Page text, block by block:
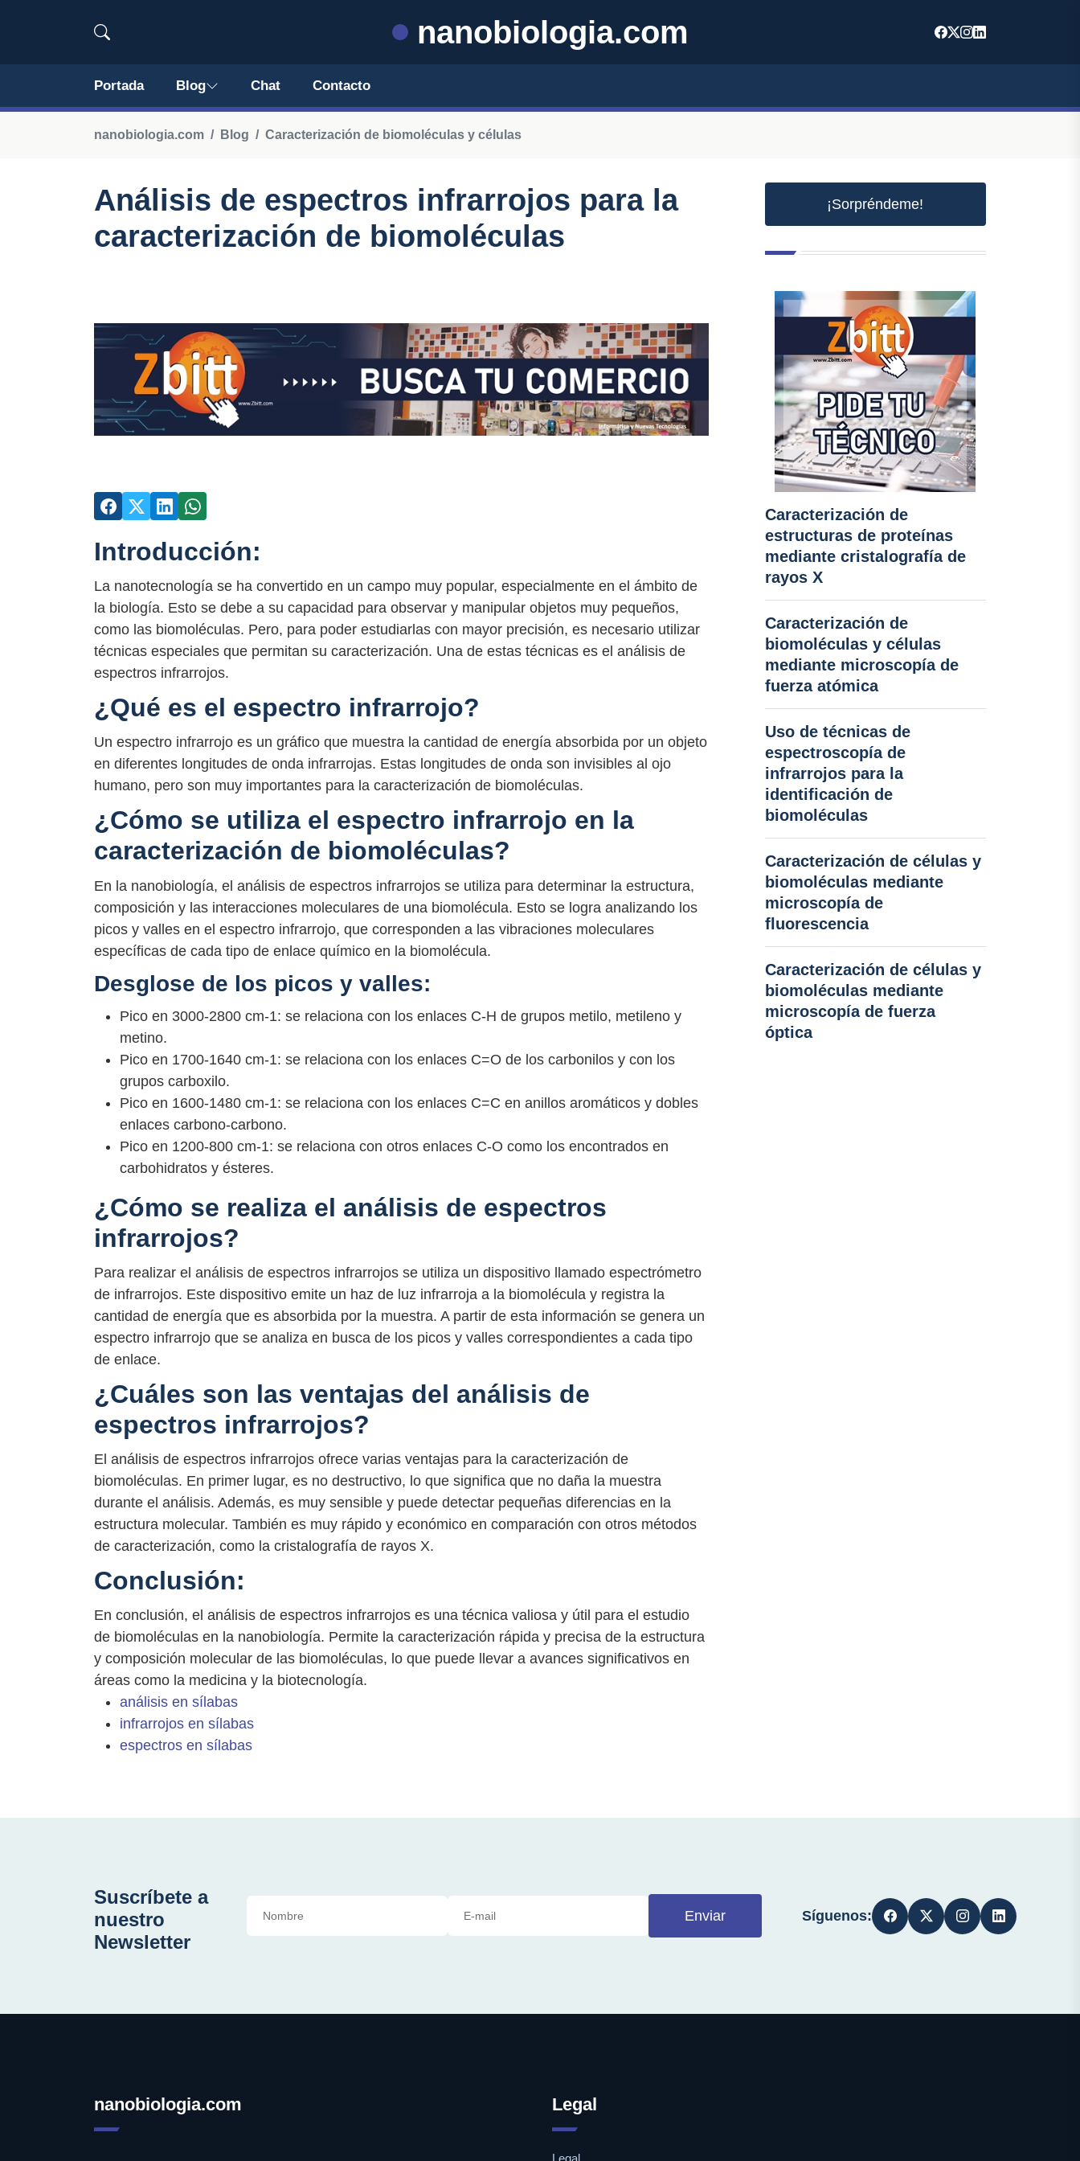
nanobiologia.com
Portada Blog Chat Contacto
nanobiologia.com Blog Caracterización de biomoléculas y células
Análisis de espectros infrarrojos para la
caracterización de biomoléculas
Introducción:
La nanotecnología se ha convertido en un campo muy popular, especialmente en el ámbito de
la biología. Esto se debe a su capacidad para observar y manipular objetos muy pequeños,
como las biomoléculas. Pero, para poder estudiarlas con mayor precisión, es necesario utilizar
técnicas especiales que permitan su caracterización. Una de estas técnicas es el análisis de
espectros infrarrojos.
¿Qué es el espectro infrarrojo?
Un espectro infrarrojo es un gráfico que muestra la cantidad de energía absorbida por un objeto
en diferentes longitudes de onda infrarrojas. Estas longitudes de onda son invisibles al ojo
humano, pero son muy importantes para la caracterización de biomoléculas.
¿Cómo se utiliza el espectro infrarrojo en la
caracterización de biomoléculas?
En la nanobiología, el análisis de espectros infrarrojos se utiliza para determinar la estructura,
composición y las interacciones moleculares de una biomolécula. Esto se logra analizando los
picos y valles en el espectro infrarrojo, que corresponden a las vibraciones moleculares
específicas de cada tipo de enlace químico en la biomolécula.
Desglose de los picos y valles:
Pico en 3000-2800 cm-1: se relaciona con los enlaces C-H de grupos metilo, metileno y
metino.
Pico en 1700-1640 cm-1: se relaciona con los enlaces C=O de los carbonilos y con los
grupos carboxilo.
Pico en 1600-1480 cm-1: se relaciona con los enlaces C=C en anillos aromáticos y dobles
enlaces carbono-carbono.
Pico en 1200-800 cm-1: se relaciona con otros enlaces C-O como los encontrados en
carbohidratos y ésteres.
¿Cómo se realiza el análisis de espectros
infrarrojos?
Para realizar el análisis de espectros infrarrojos se utiliza un dispositivo llamado espectrómetro
de infrarrojos. Este dispositivo emite un haz de luz infrarroja a la biomolécula y registra la
cantidad de energía que es absorbida por la muestra. A partir de esta información se genera un
espectro infrarrojo que se analiza en busca de los picos y valles correspondientes a cada tipo
de enlace.
¿Cuáles son las ventajas del análisis de
espectros infrarrojos?
El análisis de espectros infrarrojos ofrece varias ventajas para la caracterización de
biomoléculas. En primer lugar, es no destructivo, lo que significa que no daña la muestra
durante el análisis. Además, es muy sensible y puede detectar pequeñas diferencias en la
estructura molecular. También es muy rápido y económico en comparación con otros métodos
de caracterización, como la cristalografía de rayos X.
Conclusión:
En conclusión, el análisis de espectros infrarrojos es una técnica valiosa y útil para el estudio
de biomoléculas en la nanobiología. Permite la caracterización rápida y precisa de la estructura
y composición molecular de las biomoléculas, lo que puede llevar a avances significativos en
áreas como la medicina y la biotecnología.
análisis en sílabas
infrarrojos en sílabas
espectros en sílabas
¡Sorpréndeme!
Caracterización de
estructuras de proteínas
mediante cristalografía de
rayos X
Caracterización de
biomoléculas y células
mediante microscopía de
fuerza atómica
Uso de técnicas de
espectroscopía de
infrarrojos para la
identificación de
biomoléculas
Caracterización de células y
biomoléculas mediante
microscopía de
fluorescencia
Caracterización de células y
biomoléculas mediante
microscopía de fuerza
óptica
Suscríbete a
nuestro
Newsletter
Enviar Síguenos:
nanobiologia.com Legal